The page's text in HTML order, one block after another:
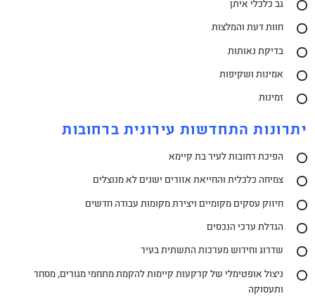
גב כלכלי איתן
חוות דעת והמלצות
בדיקת נאותות
אמינות ושקיפות
זמינות
יתרונות התחדשות עירונית ברחובות
הפיכת רחובות לעיר בת קיימא
צמיחה כלכלית והחייאת אזורים ישנים לא מנוצלים
חיזוק עסקים מקומיים ויצירת מקומות עבודה חדשים
הגדלת ערכי הנכסים
שדרוג וחידוש מערכות התשתית בעיר
ניצול אופטימלי של קרקעות קיימות להקמת מתחמי מגורים, מסחר
ותעסוקה